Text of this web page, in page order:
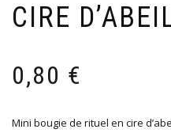
CIRE
0,80 €
Mini bougie de rituel en cire